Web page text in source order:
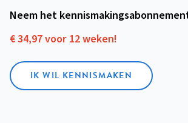
Neem het
€ 34,97 voor 12 weken!
IK WIL KENNISMAKEN